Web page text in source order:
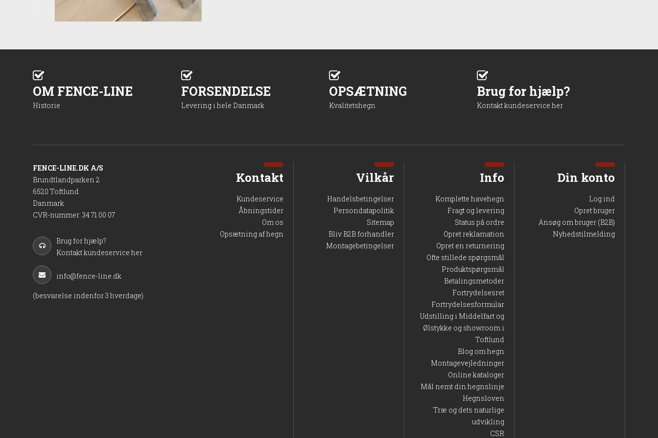
OM FENCE-LINE
Historie
FORSENDELSE
Levering i hele Danmark
OPSÆTNING
Kvalitetshegn
Brug for hjælp?
Kontakt kundeservice her
FENCE-LINE.DK A/S
Brundtlandparken 2
6520 Toftlund
Danmark
CVR-nummer: 34 71 00 07
Brug for hjælp?
Kontakt kundeservice her
info@fence-line.dk
(besvarelse indenfor 3 hverdage)
Kontakt
Kundeservice
Åbningstider
Om os
Opsætning af hegn
Vilkår
Handelsbetingelser
Persondatapolitik
Sitemap
Bliv B2B forhandler
Montagebetingelser
Info
Komplette havehegn
Fragt og levering
Status på ordre
Opret reklamation
Opret en returnering
Ofte stillede spørgsmål
Produktspørgsmål
Betalingsmetoder
Fortrydelsesret
Fortrydelsesformular
Udstilling i Middelfart og
Ølstykke og showroom i
Toftlund
Blog om hegn
Montagevejledninger
Online kataloger
Mål nemt din hegnslinje
Hegnsloven
Træ og dets naturlige
udvikling
CSR
Din konto
Log ind
Opret bruger
Ansøg om bruger (B2B)
Nyhedstilmelding